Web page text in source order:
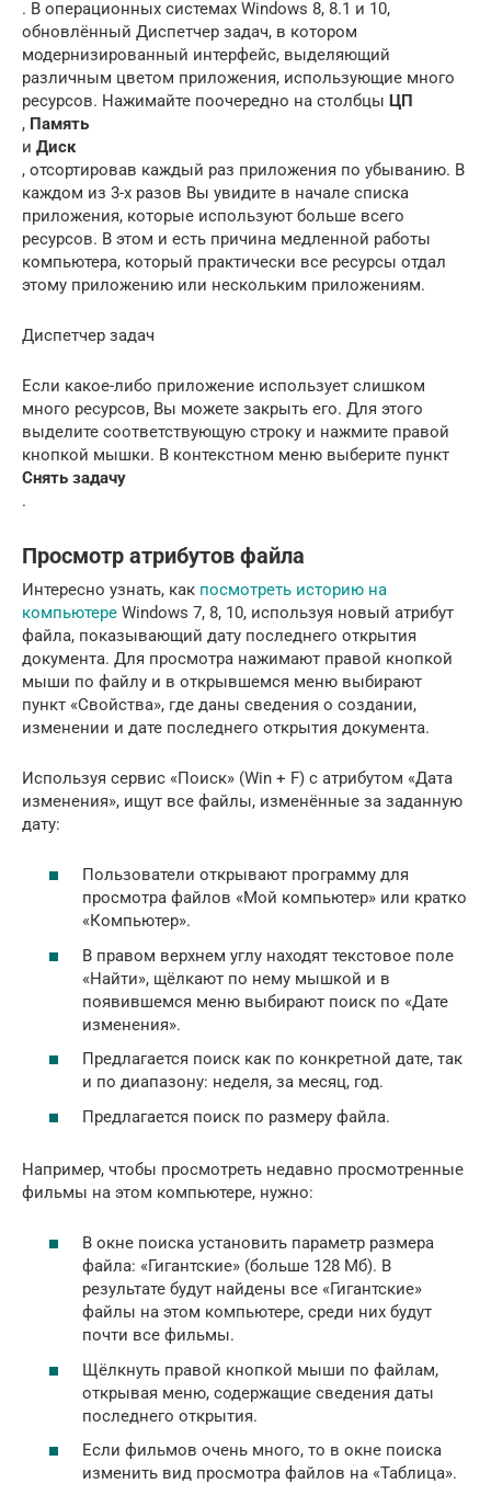
. В операционных системах Windows 8, 8.1 и 10,
обновлённый Диспетчер задач, в котором
модернизированный интерфейс, выделяющий
различным цветом приложения, использующие много
ресурсов. Нажимайте поочередно на столбцы ЦП
, Память
и Диск
, отсортировав каждый раз приложения по убыванию. В
каждом из 3-х разов Вы увидите в начале списка
приложения, которые используют больше всего
ресурсов. В этом и есть причина медленной работы
компьютера, который практически все ресурсы отдал
этому приложению или нескольким приложениям.
Диспетчер задач
Если какое-либо приложение использует слишком
много ресурсов, Вы можете закрыть его. Для этого
выделите соответствующую строку и нажмите правой
кнопкой мышки. В контекстном меню выберите пункт
Снять задачу
.
Просмотр атрибутов файла
Интересно узнать, как посмотреть историю на
компьютере Windows 7, 8, 10, используя новый атрибут
файла, показывающий дату последнего открытия
документа. Для просмотра нажимают правой кнопкой
мыши по файлу и в открывшемся меню выбирают
пункт «Свойства», где даны сведения о создании,
изменении и дате последнего открытия документа.
Используя сервис «Поиск» (Win + F) с атрибутом «Дата
изменения», ищут все файлы, изменённые за заданную
дату:
Пользователи открывают программу для
просмотра файлов «Мой компьютер» или кратко
«Компьютер».
В правом верхнем углу находят текстовое поле
«Найти», щёлкают по нему мышкой и в
появившемся меню выбирают поиск по «Дате
изменения».
Предлагается поиск как по конкретной дате, так
и по диапазону: неделя, за месяц, год.
Предлагается поиск по размеру файла.
Например, чтобы просмотреть недавно просмотренные
фильмы на этом компьютере, нужно:
В окне поиска установить параметр размера
файла: «Гигантские» (больше 128 Мб). В
результате будут найдены все «Гигантские»
файлы на этом компьютере, среди них будут
почти все фильмы.
Щёлкнуть правой кнопкой мыши по файлам,
открывая меню, содержащие сведения даты
последнего открытия.
Если фильмов очень много, то в окне поиска
изменить вид просмотра файлов на «Таблица».